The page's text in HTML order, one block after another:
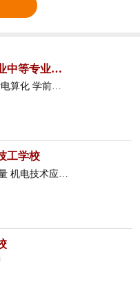
重庆光华女子职业中等专业学校
化 学前教育
工学校
应用 数控技术应用